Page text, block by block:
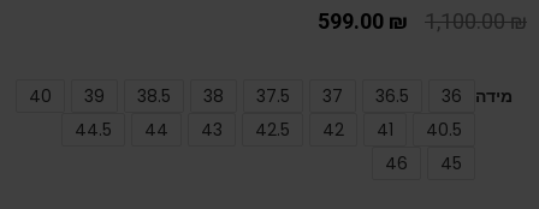
1,100.00₪
599.00 ₪
מידה 36
36.5
37
37.5
38
38.5
39
40
40.5
41
42
42.5
43
44
44.5
45
46